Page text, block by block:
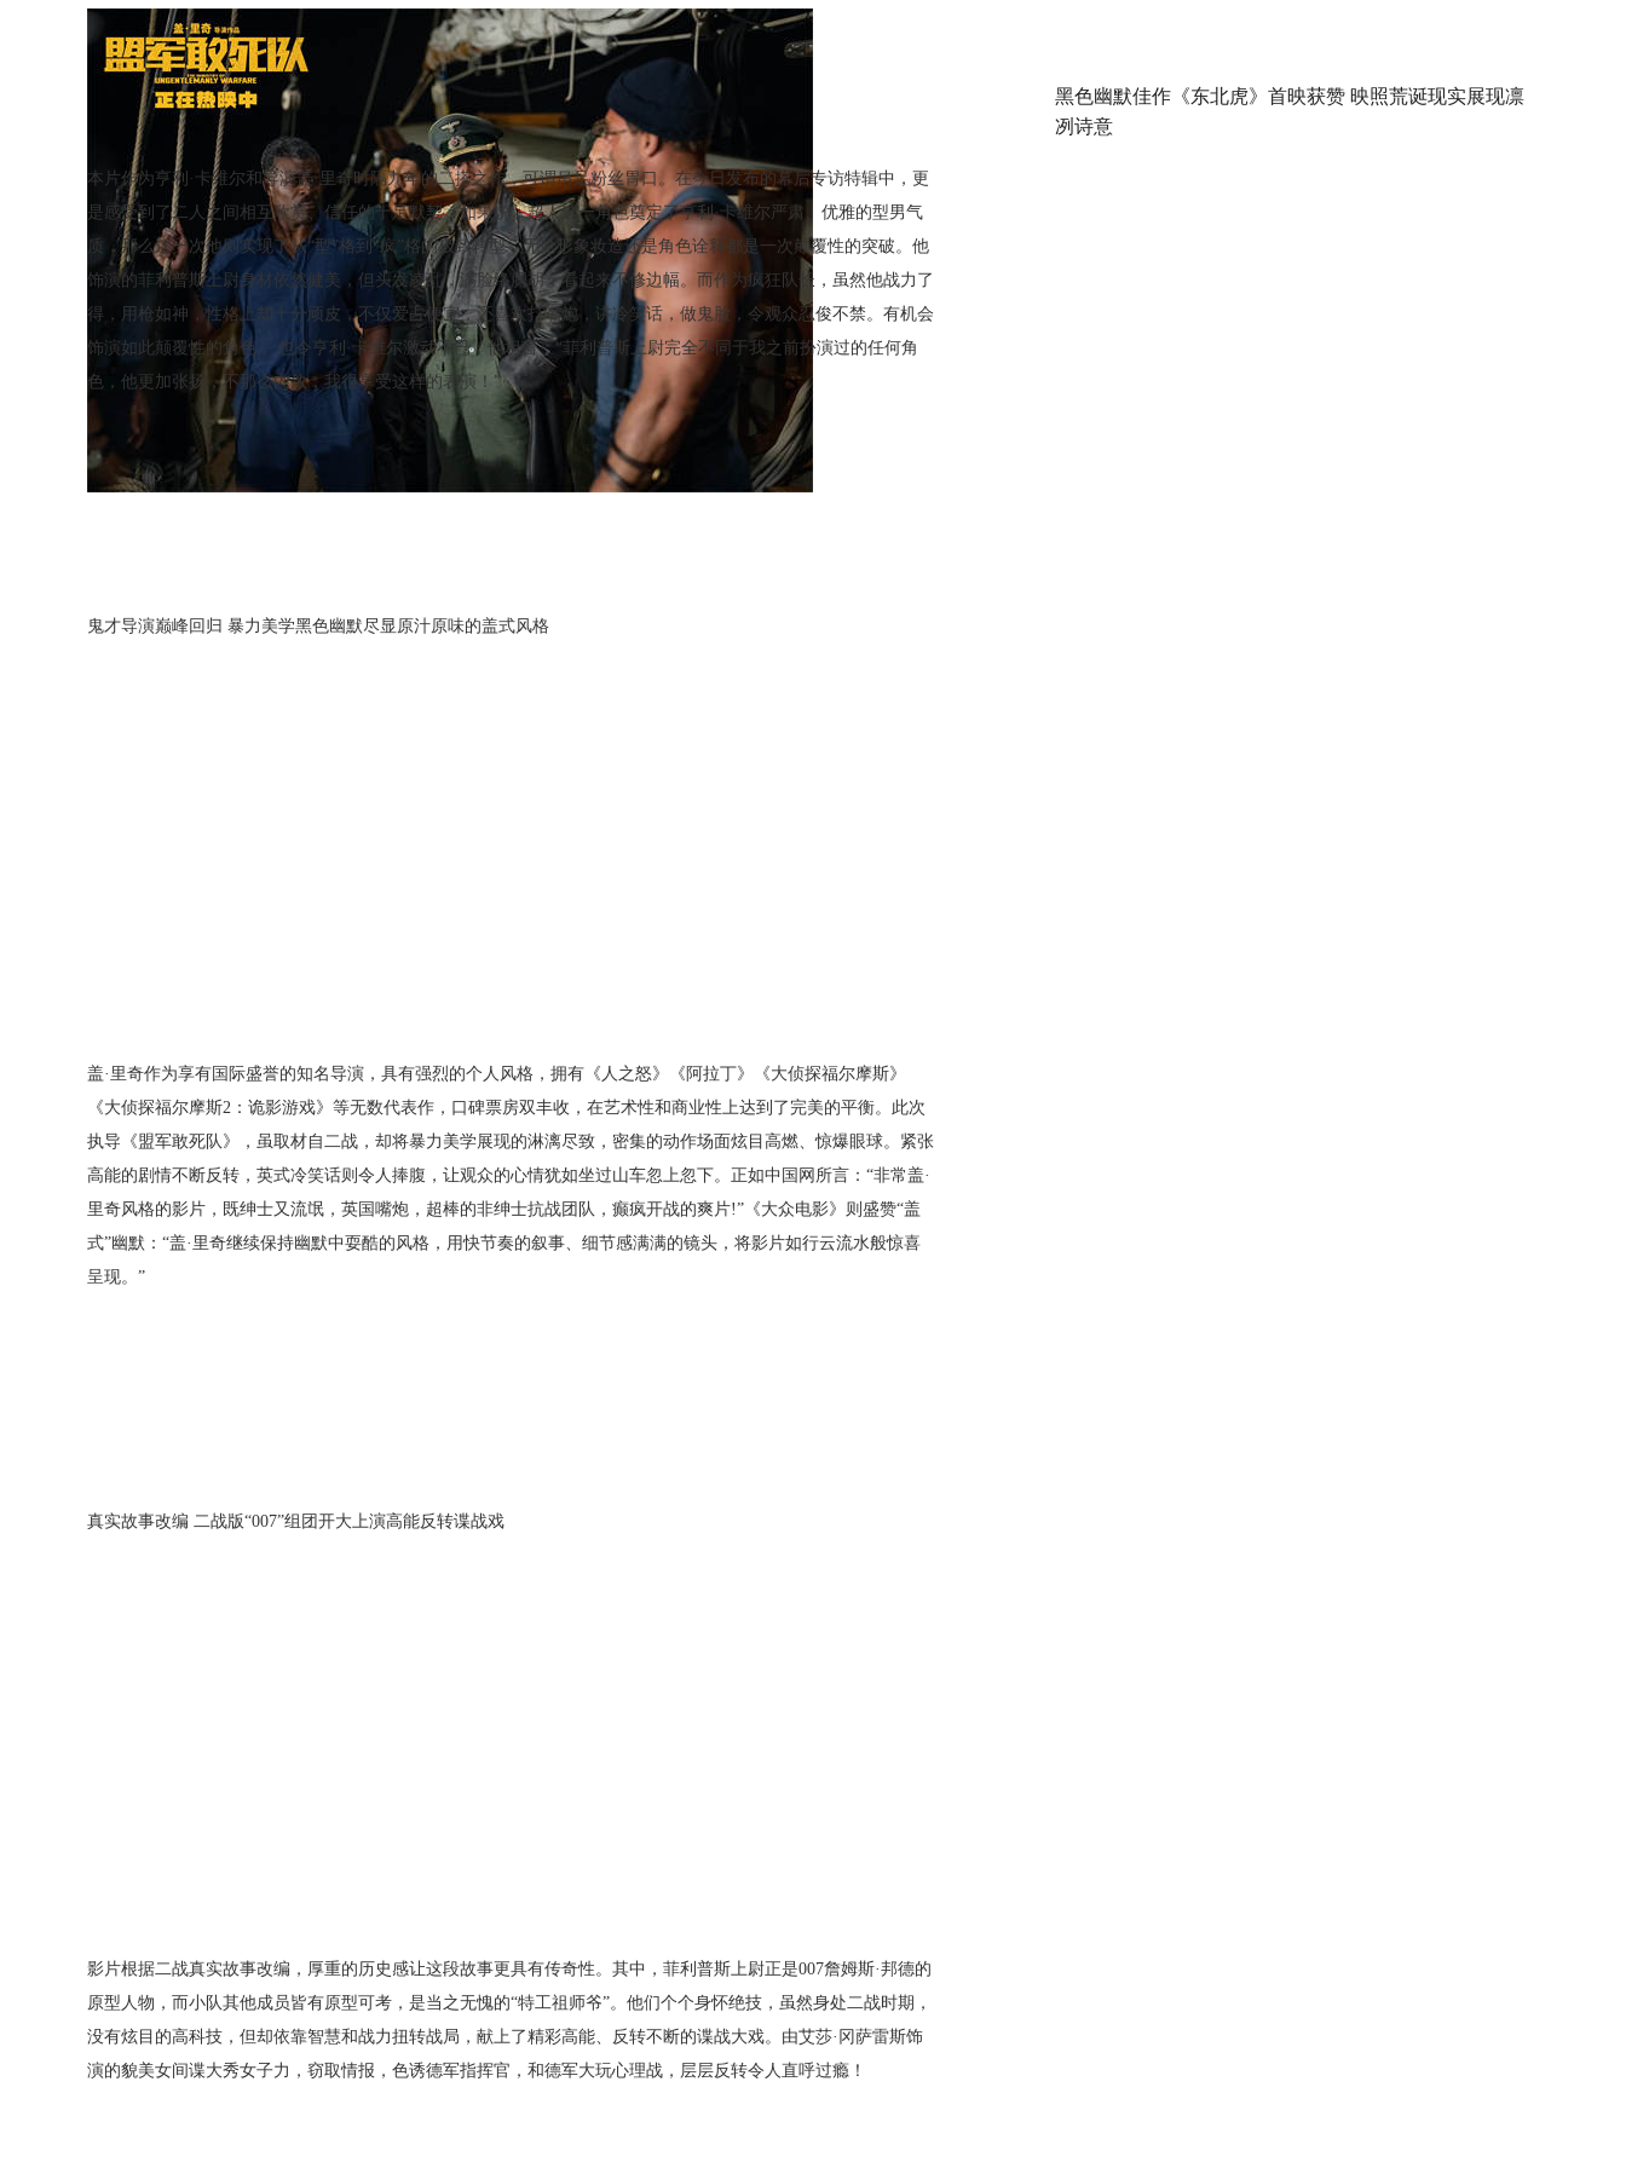
本片作为亨利·卡维尔和导演盖·里奇时隔九年的二搭之作，可谓吊足粉丝胃口。在今日发布的幕后专访特辑中，更
是感受到了二人之间相互欣赏、信任的十足默契。如果说，超人这一角色奠定了亨利·卡维尔严肃、优雅的型男气
质，那么这一次他则实现了从“型”格到“疯”格的极致转型，无论形象妆造还是角色诠释都是一次颠覆性的突破。他
饰演的菲利普斯上尉身材依然健美，但头发凌乱，满脸络腮胡，看起来不修边幅。而作为疯狂队长，虽然他战力了
得，用枪如神，性格上却十分顽皮，不仅爱占便宜，还喜欢打嘴炮，讲冷笑话，做鬼脸，令观众忍俊不禁。有机会
饰演如此颠覆性的角色， 也令亨利·卡维尔激动不已，他坦言：“菲利普斯上尉完全不同于我之前扮演过的任何角
色，他更加张扬，不那么内敛，我很享受这样的表演！”
鬼才导演巅峰回归 暴力美学黑色幽默尽显原汁原味的盖式风格
盖·里奇作为享有国际盛誉的知名导演，具有强烈的个人风格，拥有《人之怒》《阿拉丁》《大侦探福尔摩斯》
《大侦探福尔摩斯2：诡影游戏》等无数代表作，口碑票房双丰收，在艺术性和商业性上达到了完美的平衡。此次
执导《盟军敢死队》，虽取材自二战，却将暴力美学展现的淋漓尽致，密集的动作场面炫目高燃、惊爆眼球。紧张
高能的剧情不断反转，英式冷笑话则令人捧腹，让观众的心情犹如坐过山车忽上忽下。正如中国网所言：“非常盖·
里奇风格的影片，既绅士又流氓，英国嘴炮，超棒的非绅士抗战团队，癫疯开战的爽片!”《大众电影》则盛赞“盖
式”幽默：“盖·里奇继续保持幽默中耍酷的风格，用快节奏的叙事、细节感满满的镜头，将影片如行云流水般惊喜
呈现。”
真实故事改编 二战版“007”组团开大上演高能反转谍战戏
影片根据二战真实故事改编，厚重的历史感让这段故事更具有传奇性。其中，菲利普斯上尉正是007詹姆斯·邦德的
原型人物，而小队其他成员皆有原型可考，是当之无愧的“特工祖师爷”。他们个个身怀绝技，虽然身处二战时期，
没有炫目的高科技，但却依靠智慧和战力扭转战局，献上了精彩高能、反转不断的谍战大戏。由艾莎·冈萨雷斯饰
演的貌美女间谍大秀女子力，窃取情报，色诱德军指挥官，和德军大玩心理战，层层反转令人直呼过瘾！
黑色幽默佳作《东北虎》首映获赞 映照荒诞现实展现凛
冽诗意